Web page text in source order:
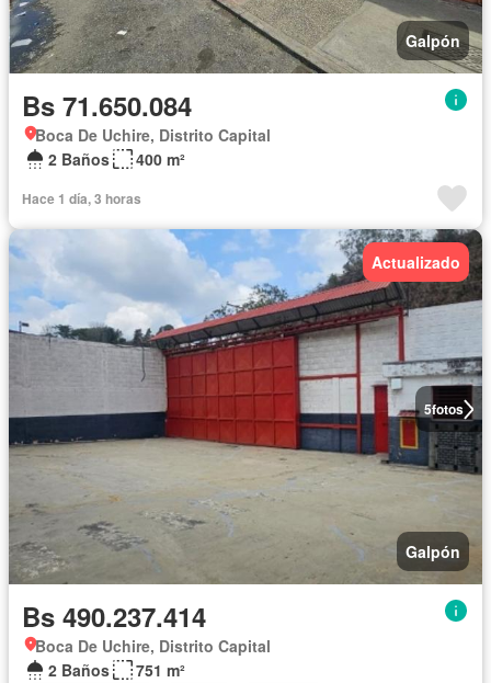
Galpón
Bs 71.650.084
Boca De Uchire, Distrito Capital
2 Baños
400 m²
Hace 1 día, 3 horas
5fotos
Actualizado
Galpón
Bs 490.237.414
Boca De Uchire, Distrito Capital
2 Baños
751 m²